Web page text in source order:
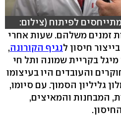
לפיתוח (צילום:
זמנים משלהם. שעות אחרי
בייצור חיסון לנגיף הקורונה,
בקריית שמונה ותל חי
והעובדים היו בעיצומו
גליליון הסמוך. עם סיומו,
המבחנות והמאיצים,